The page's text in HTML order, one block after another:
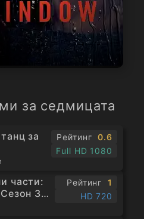
за седмицата
за
Рейтинг
0.6
Full HD 1080
части:
3
Рейтинг
1
HD 720